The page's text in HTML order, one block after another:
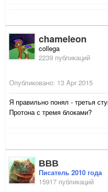
chameleon
collega
2239 публикаций
Опубликовано: 13 Apr 2015
Я правильно понял - третья
Протона с тремя блоками?
ВВВ
Писатель 2010 года
15917 публикаций